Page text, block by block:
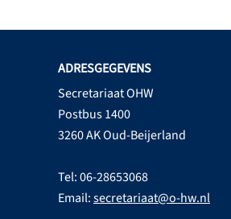
ADRESGEGEVENS
Secretariaat OHW
Postbus 1400
3260 AK Oud-Beijerland
Tel: 06-28653068
Email:secretariaat@o-hw.nl